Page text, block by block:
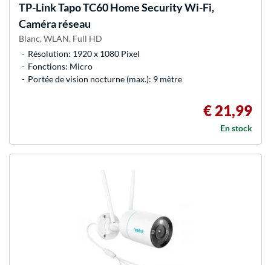
TP-LinkTapo TC60 Home Security Wi-Fi,
Caméra réseau
Blanc, WLAN, Full HD
Résolution: 1920 x 1080 Pixel
Fonctions: Micro
Portée de vision nocturne (max.): 9 mètre
€ 21,99
En stock